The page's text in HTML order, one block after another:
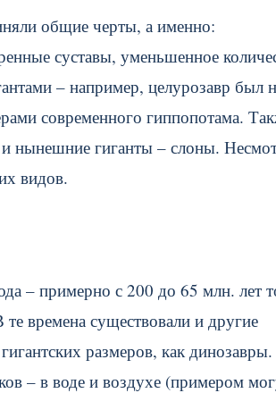
общие черты, а именно:
суставы, уменьшенное
– например, целурозавр был
современного гиппопотама.
нынешние гиганты – слоны.
видов.
– примерно с 200 до 65 млн. лет
времена существовали и другие
размеров, как динозавры.
– в воде и воздухе (примером